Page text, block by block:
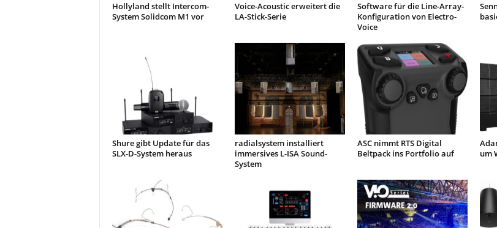
Hollyland stellt Intercom-
System Solidcom M1 vor
Voice-Acoustic erweitert die
LA-Stick-Serie
Software für die Line-Array-
Konfiguration von Electro-
Voice
Shure gibt Update für das
SLX-D-System heraus
radialsystem installiert
immersives L-ISA Sound-
System
ASC nimmt RTS Digital
Beltpack ins Portfolio auf
um